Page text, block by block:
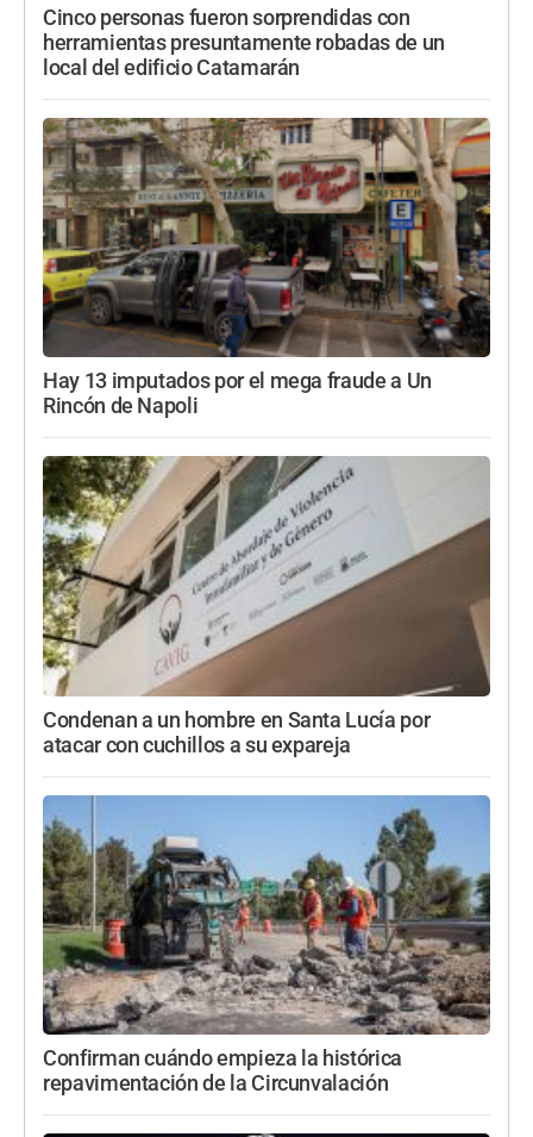
Cinco personas fueron sorprendidas con
herramientas presuntamente robadas de un
local del edificio Catamarán
Hay 13 imputados por el mega fraude a Un
Rincón de Napoli
Condenan a un hombre en Santa Lucía por
atacar con cuchillos a su expareja
Confirman cuándo empieza la histórica
repavimentación de la Circunvalación